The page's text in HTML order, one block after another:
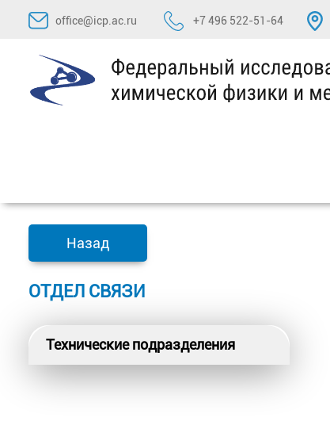
Перейти
содержимому
office@icp.ac.ru +7 496 522-51-64
Назад
ОТДЕЛ СВЯЗИ
Технические подразделения